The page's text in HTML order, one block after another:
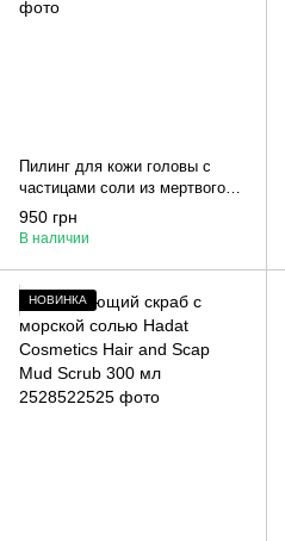
Пилинг для кожи головы с
частицами соли из мертвого
моря Dr.Forhair Sea Salt Scaler
300 мл
950 грн
В наличии
НОВИНКА